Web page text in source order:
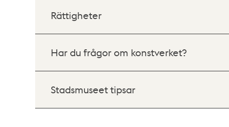
Rättigheter
Har du frågor om konstverket?
Stadsmuseet tipsar